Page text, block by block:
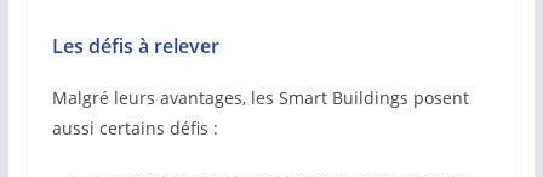
Les défis à relever
Malgré leurs avantages, les Smart Buildings posent
aussi certains défis :